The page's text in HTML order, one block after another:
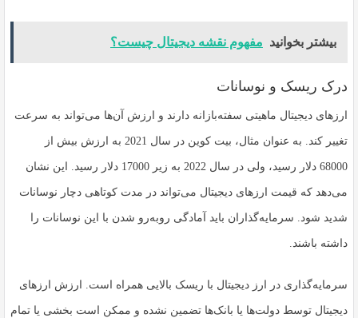
بیشتر بخوانید مفهوم نقشه دیجیتال چیست؟
درک ریسک و نوسانات
ارزهای دیجیتال ماهیتی سفته‌بازانه دارند و ارزش آن‌ها می‌تواند به سرعت
تغییر کند. به عنوان مثال، بیت کوین در سال 2021 به ارزش بیش از
68000 دلار رسید، ولی در سال 2022 به زیر 17000 دلار رسید. این نشان
می‌دهد که قیمت ارزهای دیجیتال می‌تواند در مدت کوتاهی دچار نوسانات
شدید شود. سرمایه‌گذاران باید آمادگی روبه‌رو شدن با این نوسانات را
داشته باشند.
سرمایه‌گذاری در ارز دیجیتال با ریسک بالایی همراه است. ارزش ارزهای
دیجیتال توسط دولت‌ها یا بانک‌ها تضمین نشده‌ و ممکن است بخشی یا تمام